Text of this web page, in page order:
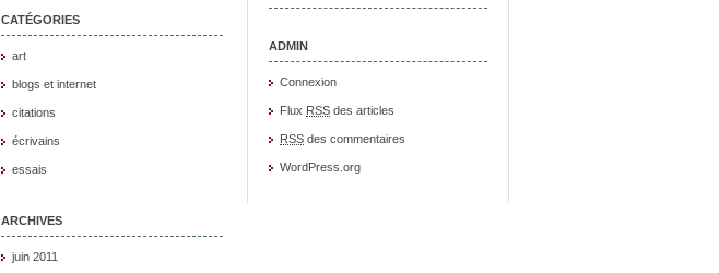
CATÉGORIES
art
blogs et internet
citations
écrivains
essais
ARCHIVES
juin 2011
ADMIN
Connexion
Flux RSS des articles
RSS des commentaires
WordPress.org